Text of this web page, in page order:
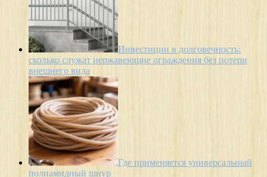
Инвестиции в долговечность:
сколько служат нержавеющие ограждения без потери
внешнего вида
Где применяется универсальный
полиамидный шнур